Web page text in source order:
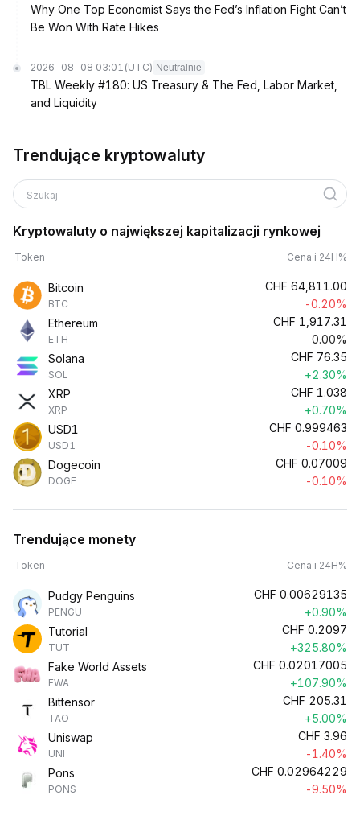
Why One Top Economist Says the Fed’s Inflation Fight Can’t
Be Won With Rate Hikes
2026-08-08 03:01 (UTC) Neutralnie
TBL Weekly #180: US Treasury & The Fed, Labor Market,
and Liquidity
Trendujące kryptowaluty
Szukaj
Kryptowaluty o największej kapitalizacji rynkowej
Token Cena i 24H%
Bitcoin
BTC
CHF 64,811.00
-0.20%
Ethereum
ETH
CHF 1,917.31
0.00%
Solana
SOL
CHF 76.35
+2.30%
XRP
XRP
CHF 1.038
+0.70%
USD1
USD1
CHF 0.999463
-0.10%
Dogecoin
DOGE
CHF 0.07009
-0.10%
Trendujące monety
Token Cena i 24H%
Pudgy Penguins
PENGU
CHF 0.00629135
+0.90%
Tutorial
TUT
CHF 0.2097
+325.80%
Fake World Assets
FWA
CHF 0.02017005
+107.90%
Bittensor
TAO
CHF 205.31
+5.00%
Uniswap
UNI
CHF 3.96
-1.40%
Pons
PONS
CHF 0.02964229
-9.50%